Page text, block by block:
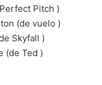
Pitch )
(de vuelo )
Skyfall )
(de Ted )